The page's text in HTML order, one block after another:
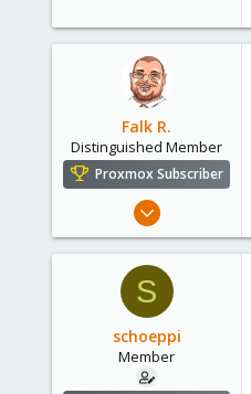
Falk R.
Distinguished Member
Proxmox Subscriber
Aug 2, 2021
2,914
S
schoeppi
Member